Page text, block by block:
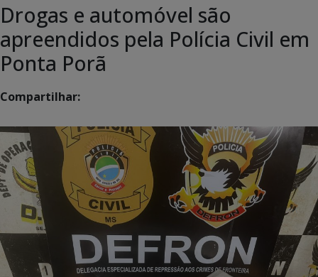
Drogas e automóvel são
apreendidos pela Polícia Civil em
Ponta Porã
Compartilhar: